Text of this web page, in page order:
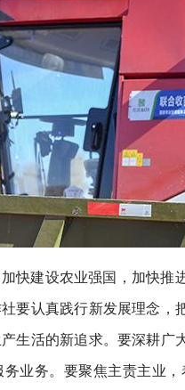
快建设农业强国，加快
要认真践行新发展理念
生活的新追求。要深耕
业务。要聚焦主责主业